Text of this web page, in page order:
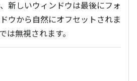
新しいウィンドウは最後にフォ
ウから自然にオフセットされま
は無視されます。